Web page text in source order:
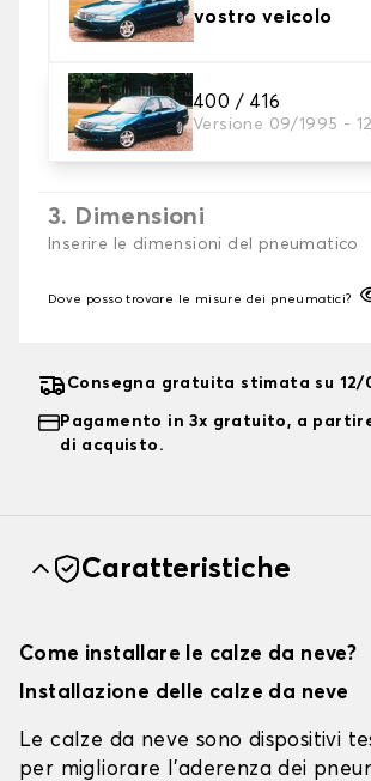
vostro veicolo
400 / 416
Versione 09/1995 -
2. Finitura a calza
Scegli le calze da neve adatte alle tue
3. Dimensioni
Inserire le dimensioni del pneumatico
Dove posso trovare le misure dei pneumatici?
Consegna gratuita stimata su 12/
Pagamento in 3x gratuito, a
di acquisto.
Caratteristiche
Come installare le calze da neve?
Installazione delle calze da neve
Le calze da neve sono dispositivi
per migliorare l'aderenza dei